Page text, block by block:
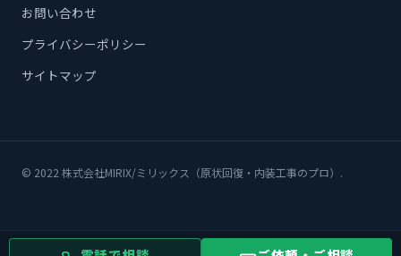
お問い合わせ
プライバシーポリシー
サイトマップ
© 2022 株式会社MIRIX/ミリックス（原状回復・内装工事のプロ）.